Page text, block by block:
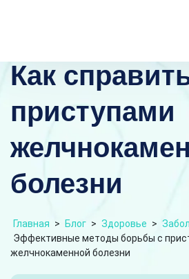
Как
приступами
болезни
Главная > Блог > Здоровье >
Эффективные методы борьбы с
желчнокаменной болезни